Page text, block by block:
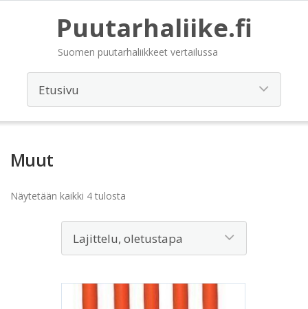
Puutarhaliike.fi
Suomen puutarhaliikkeet vertailussa
Muut
Näytetään kaikki 4 tulosta